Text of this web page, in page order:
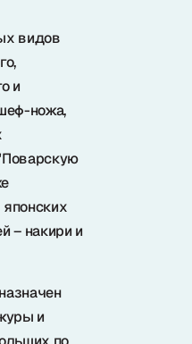
видов
и
ножа,
– накири и
и